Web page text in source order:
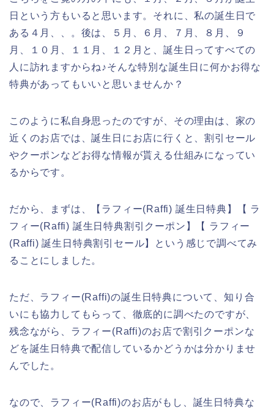
日という方もいると思います。それに、私の誕生日で
ある４月、、。後は、５月、６月、７月、８月、９
月、１０月、１１月、１２月と、誕生日ってすべての
人に訪れますからね♪そんな特別な誕生日に何かお得な
特典があってもいいと思いませんか？
このように私自身思ったのですが、その理由は、家の
近くのお店では、誕生日にお店に行くと、割引セール
やクーポンなどお得な情報が貰える仕組みになってい
るからです。
だから、まずは、【ラフィー(Raffi) 誕生日特典】【 ラ
フィー(Raffi) 誕生日特典割引クーポン】【 ラフィー
(Raffi) 誕生日特典割引セール】という感じで調べてみ
ることにしました。
ただ、ラフィー(Raffi)の誕生日特典について、知り合
いにも協力してもらって、徹底的に調べたのですが、
残念ながら、ラフィー(Raffi)のお店で割引クーポンな
どを誕生日特典で配信しているかどうかは分かりませ
んでした。
なので、ラフィー(Raffi)のお店がもし、誕生日特典な